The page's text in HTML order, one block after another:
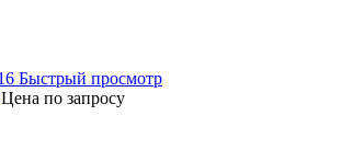
Быстрый просмотр
Цена по запросу